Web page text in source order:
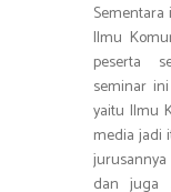
Ilmu
peserta
seminar
yaitu Ilmu
media jadi
dan juga